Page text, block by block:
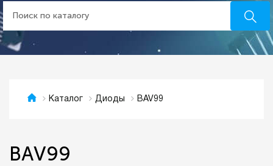
Каталог Диоды BAV99
BAV99